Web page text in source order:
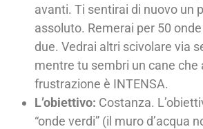
avanti. Ti sentirai di nuovo un
assoluto. Remerai per 50
due. Vedrai altri scivolare via
mentre tu sembri un cane che
frustrazione è INTENSA.
L’obiettivo: Costanza.
“onde verdi” (il muro d’acqua